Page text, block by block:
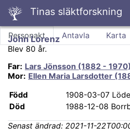
Tinas släktforskning
Personakt Antavla Karta
John Lorenz
Blev 80 år.
Far: Lars Jönsson (1882 - 1970)
Mor: Ellen Maria Larsdotter
Född
1908-03-07
Död
1988-12-08
Senast ändrad: 2021-11-